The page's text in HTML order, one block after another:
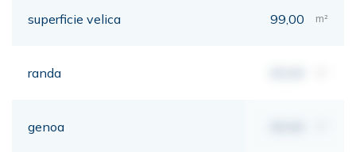
superficie velica 99,00 m²
randa
genoa